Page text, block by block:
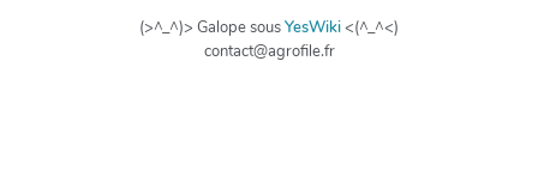
(>^_^)> Galope sousYesWiki<(^_^<)
contact@agrofile.fr